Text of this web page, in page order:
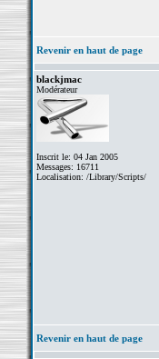
Revenir en haut de page
blackjmac
Modérateur
Inscrit le: 04 Jan 2005
Messages: 16711
Localisation: /Library/Scripts/
Revenir en haut de page